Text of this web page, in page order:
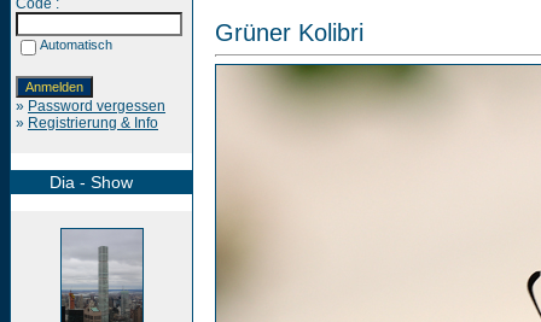
Code :
Automatisch
» Password vergessen
» Registrierung & Info
Dia - Show
Grüner Kolibri